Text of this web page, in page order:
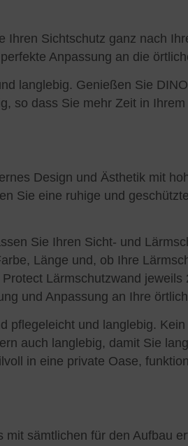
Sichtschutz ganz nach
Anpassung an die
langlebig. Genießen Sie
so dass Sie mehr Zeit in
Design und Ästhetik mit
Sie eine ruhige und
Sie Ihren Sicht- und
Länge und, ob Ihre
Lärmschutzwand
und Anpassung an Ihre
pflegeleicht und langlebig.
auch langlebig, damit Sie
in eine private Oase,
sämtlichen für den Aufbau